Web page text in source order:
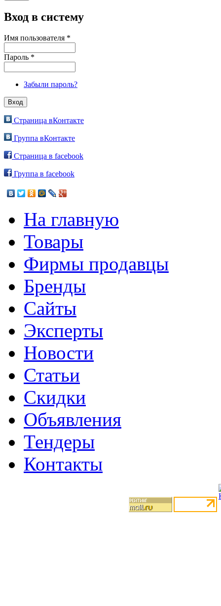
Вход в систему
Имя пользователя *
Пароль *
Забыли пароль?
Страница вКонтакте
Группа вКонтакте
Страница в facebook
Группа в facebook
На главную
Товары
Фирмы продавцы
Бренды
Сайты
Эксперты
Новости
Статьи
Скидки
Объявления
Тендеры
Контакты